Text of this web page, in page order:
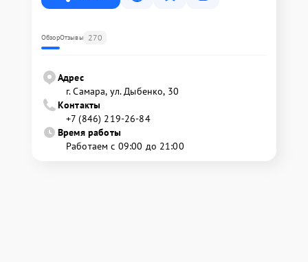
ОбзорОтзывы 270
Адрес
г. Самара, ул. Дыбенко, 30
Контакты
+7 (846) 219-26-84
Время работы
Работаем с 09:00 до 21:00